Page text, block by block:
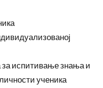
за испитивање знања и
ученика